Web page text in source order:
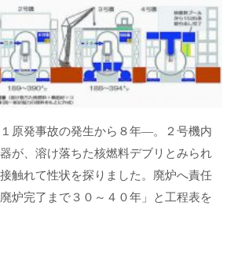
原発事故の発生から８年―。２号機内
が、溶け落ちた核燃料デブリとみられ
触れて性状を探りました。廃炉へ責任
炉完了まで３０～４０年」と工程表を